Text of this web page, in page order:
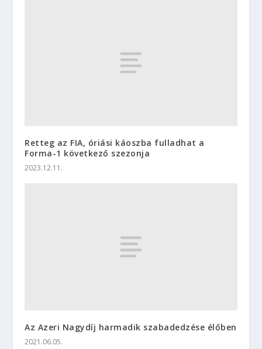
Retteg az FIA, óriási káoszba fulladhat a
Forma-1 következő szezonja
2023.12.11.
Az Azeri Nagydíj harmadik szabadedzése élőben
2021.06.05.